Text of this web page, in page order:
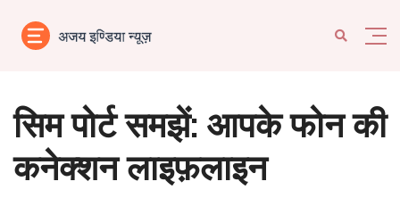
सिम पोर्ट समझें: आपके फोन की
कनेक्शन लाइफ़लाइन